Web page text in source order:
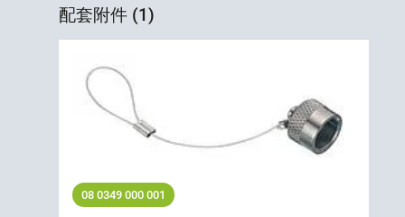
配套附件 (1)
08 0349 000 001